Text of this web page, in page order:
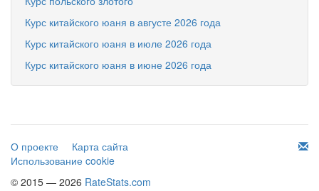
Курс китайского юаня в августе 2026 года
Курс китайского юаня в июле 2026 года
Курс китайского юаня в июне 2026 года
О проекте
Карта сайта
Использование cookie
© 2015 — 2026 RateStats.com